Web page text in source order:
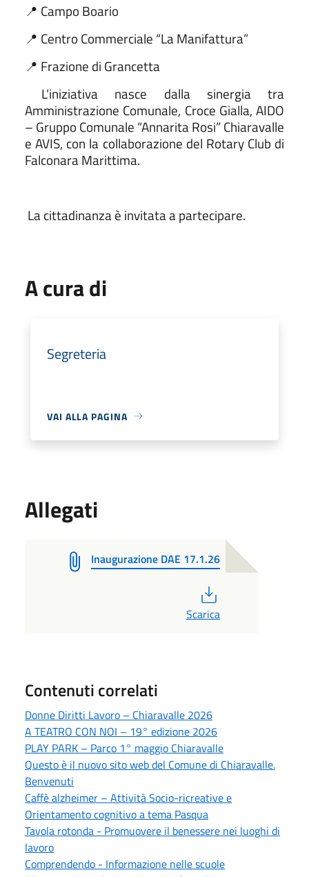
📍 Campo Boario
📍 Centro Commerciale “La Manifattura”
📍 Frazione di Grancetta
L’iniziativa nasce dalla sinergia tra
Amministrazione Comunale, Croce Gialla, AIDO
– Gruppo Comunale “Annarita Rosi” Chiaravalle
e AVIS, con la collaborazione del Rotary Club di
Falconara Marittima.
La cittadinanza è invitata a partecipare.
A cura di
Segreteria
VAI ALLA PAGINA
Allegati
Inaugurazione DAE 17.1.26
Scarica
Contenuti correlati
Donne Diritti Lavoro – Chiaravalle 2026
A TEATRO CON NOI – 19° edizione 2026
PLAY PARK – Parco 1° maggio Chiaravalle
Questo è il nuovo sito web del Comune di Chiaravalle.
Benvenuti
Caffè alzheimer – Attività Socio-ricreative e
Orientamento cognitivo a tema Pasqua
Tavola rotonda - Promuovere il benessere nei luoghi di
lavoro
Comprendendo - Informazione nelle scuole